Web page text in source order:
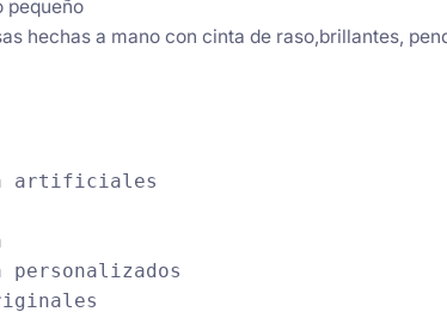
pequeño
hechas a mano con cinta de raso,brillantes,
artificiales
personalizados